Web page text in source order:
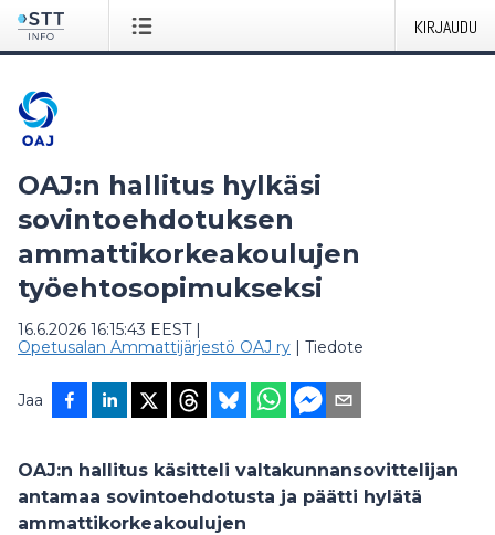
KIRJAUDU
OAJ:n hallitus hylkäsi
sovintoehdotuksen
ammattikorkeakoulujen
työehtosopimukseksi
16.6.2026 16:15:43 EEST|
Opetusalan Ammattijärjestö OAJ ry | Tiedote
Jaa
OAJ:n hallitus käsitteli valtakunnansovittelijan
antamaa sovintoehdotusta ja päätti hylätä
ammattikorkeakoulujen